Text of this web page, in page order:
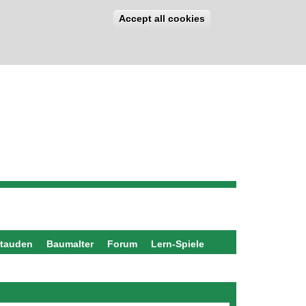
Accept all cookies
Baumalter Forum Lern-Spiele